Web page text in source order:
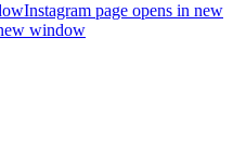
Instagram page opens in new
window